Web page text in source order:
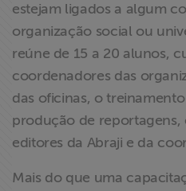
estejam ligados a algum
organização social ou
reúne de 15 a 20 alunos,
coordenadores das
das oficinas, o
produção de
editores da Abraji e da
Mais do que uma